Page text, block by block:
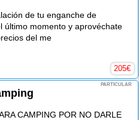
de tu enganche de
último momento y aprovéchate
del me
205€
PARTICULAR
CAMPING POR NO DARLE